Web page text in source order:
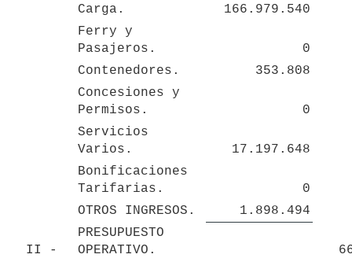
Carga.
166.979.540
Ferry y
Pasajeros.
0
Contenedores.
353.808
Concesiones y
Permisos.
0
Servicios
Varios.
17.197.648
Bonificaciones
Tarifarias.
0
OTROS INGRESOS.
1.898.494
II -
PRESUPUESTO
OPERATIVO.